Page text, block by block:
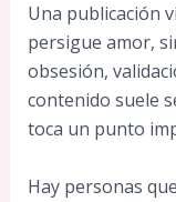
Una publicación
persigue amor,
obsesión,
contenido suele
toca un punto
Hay personas